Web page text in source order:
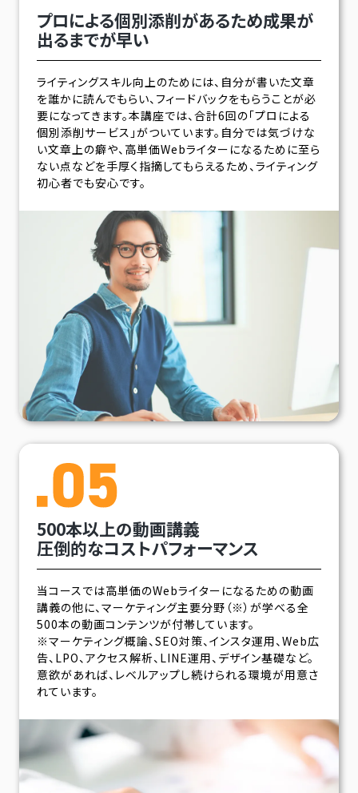
プロによる個別添削があるため成果が
出るまでが早い
ライティングスキル向上のためには、自分が書いた文章
を誰かに読んでもらい、フィードバックをもらうことが必
要になってきます。本講座では、合計6回の「プロによる
個別添削サービス」がついています。自分では気づけな
い文章上の癖や、高単価Webライターになるために至ら
ない点などを手厚く指摘してもらえるため、ライティング
初心者でも安心です。
500本以上の動画講義
圧倒的なコストパフォーマンス
当コースでは高単価のWebライターになるための動画
講義の他に、マーケティング主要分野（※）が学べる全
500本の動画コンテンツが付帯しています。
※マーケティング概論、SEO対策、インスタ運用、Web広
告、LPO、アクセス解析、LINE運用、デザイン基礎など。
意欲があれば、レベルアップし続けられる環境が用意さ
れています。